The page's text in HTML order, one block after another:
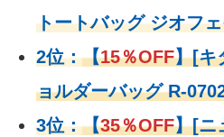
トートバッグ ジオフ
2位：【15％OFF】[キ
ョルダーバッグ R-
3位：【35％OFF】[ニ